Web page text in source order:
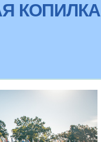
КОПИЛКА